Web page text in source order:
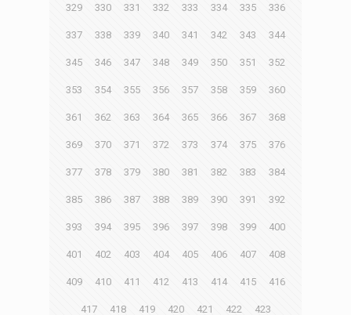
329 330 331 332 333 334 335 336
337 338 339 340 341 342 343 344
345 346 347 348 349 350 351 352
353 354 355 356 357 358 359 360
361 362 363 364 365 366 367 368
369 370 371 372 373 374 375 376
377 378 379 380 381 382 383 384
385 386 387 388 389 390 391 392
393 394 395 396 397 398 399 400
401 402 403 404 405 406 407 408
409 410 411 412 413 414 415 416
417 418 419 420 421 422 423